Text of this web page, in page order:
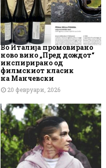
Во Италија промовирано
ново вино „Пред дождот“
инспирирано од
филмскиот класик
на Манчевски
20 февруари, 2026